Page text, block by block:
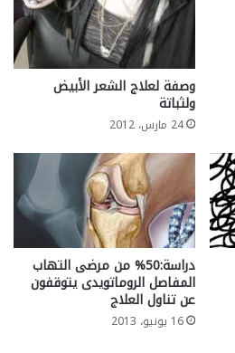
وصفة لعلاج الشعر الأبيض
ولثباتة
24 مارس، 2012
دراسة:50% من مرضى التهاب
المفاصل الروماتويدى يتوقفون
عن تناول العلاج
16 يونيو، 2013